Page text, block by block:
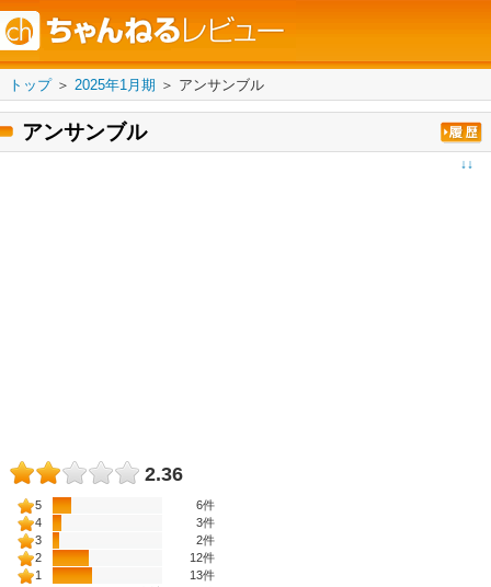
トップ＞ 2025年1月期 ＞ アンサンブル
アンサンブル
↓↓
2.36
5
6件
4
3件
3
2件
2
12件
1
13件